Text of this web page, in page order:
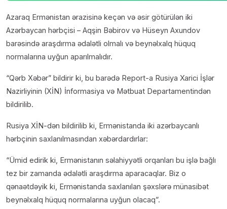
Azaraq Ermənistan ərazisinə keçən və əsir götürülən iki
Azərbaycan hərbçisi – Aqşin Bəbirov və Hüseyn Axundov
barəsində araşdırma ədalətli olmalı və beynəlxalq hüquq
normalarına uyğun aparılmalıdır.
“Qərb Xəbər” bildirir ki, bu barədə Report-a Rusiya Xarici İşlər
Nazirliyinin (XİN) İnformasiya və Mətbuat Departamentindən
bildirilib.
Rusiya XİN-dən bildirilib ki, Ermənistanda iki azərbaycanlı
hərbçinin saxlanılmasından xəbərdardırlar:
“Ümid edirik ki, Ermənistanın səlahiyyətli orqanları bu işlə bağlı
tez bir zamanda ədalətli araşdırma aparacaqlar. Biz o
qənaətdəyik ki, Ermənistanda saxlanılan şəxslərə münasibət
beynəlxalq hüquq normalarına uyğun olacaq”.